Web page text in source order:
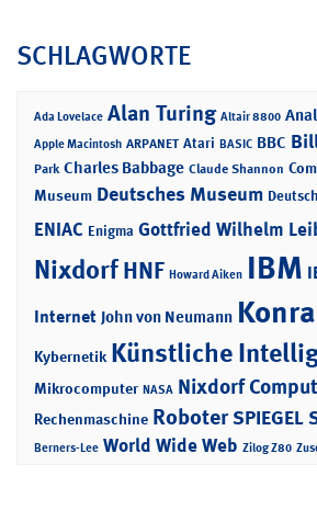
SCHLAGWORTE
Ada Lovelace Alan Turing Altair 8800
Apple Macintosh ARPANET Atari BASIC BBC
Park Charles Babbage Claude Shannon
Museum Deutsches Museum
ENIAC Enigma Gottfried Wilhelm
NixdorfHNF Howard Aiken IBM
Internet John von Neumann
Kybernetik Künstliche
Mikrocomputer NASA Nixdorf
Rechenmaschine RoboterSPIEGEL
Berners-Lee World Wide Web Zilog Z80